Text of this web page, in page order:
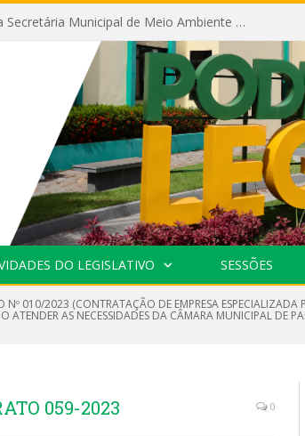
Câmara recebe palestra da Secretária Municipal de Meio Ambiente sobre as ações da “SEMANA DO MEIO AMBIENTE”
DO LEGISLATIVO SESSÕES
Nº 010/2023 (CONTRATAÇÃO DE EMPRESA
ATENDER AS NECESSIDADES DA CÂMARA MUNICIPAL DE
059-2023 0